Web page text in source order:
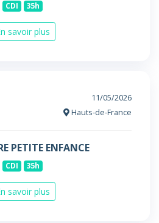
CDI 35h
savoir plus
11/05/2026
Hauts-de-France
PETITE ENFANCE
CDI 35h
savoir plus